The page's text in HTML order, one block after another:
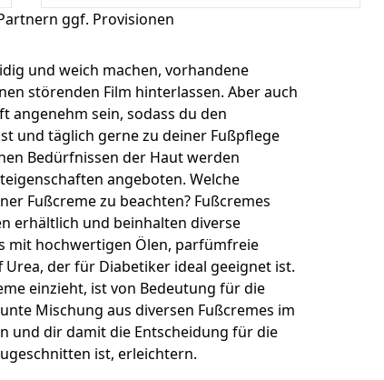
ggf. Provisionen
und weich machen, vorhandene
störenden Film hinterlassen. Aber auch
angenehm sein, sodass du den
und täglich gerne zu deiner Fußpflege
Bedürfnissen der Haut werden
angeboten. Welche
Fußcreme zu beachten? Fußcremes
erhältlich und beinhalten diverse
mit hochwertigen Ölen, parfümfreie
der für Diabetiker ideal geeignet ist.
einzieht, ist von Bedeutung für die
Mischung aus diversen Fußcremes im
und dir damit die Entscheidung für die
ist, erleichtern.